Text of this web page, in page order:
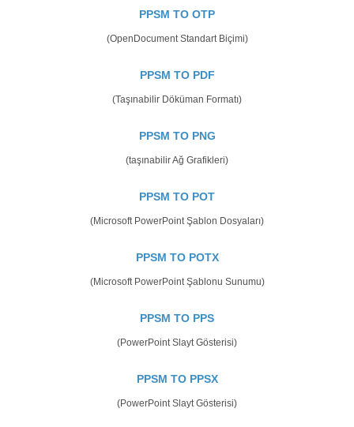
PPSM TO OTP
(OpenDocument Standart Biçimi)
PPSM TO PDF
(Taşınabilir Döküman Formatı)
PPSM TO PNG
(taşınabilir Ağ Grafikleri)
PPSM TO POT
(Microsoft PowerPoint Şablon Dosyaları)
PPSM TO POTX
(Microsoft PowerPoint Şablonu Sunumu)
PPSM TO PPS
(PowerPoint Slayt Gösterisi)
PPSM TO PPSX
(PowerPoint Slayt Gösterisi)